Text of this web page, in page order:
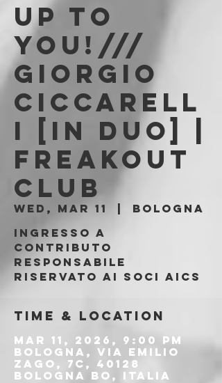
Up to
You!///
Giorgio
Ciccarell
i [in duo] |
Freakout
Club
Wed, Mar 11
Bologna
Ingresso a
contributo
responsabile
riservato ai soci AICS
Time & Location
Mar 11, 2026, 9:00 PM
Bologna, Via Emilio
Zago, 7c, 40128
Bologna BO, Italia